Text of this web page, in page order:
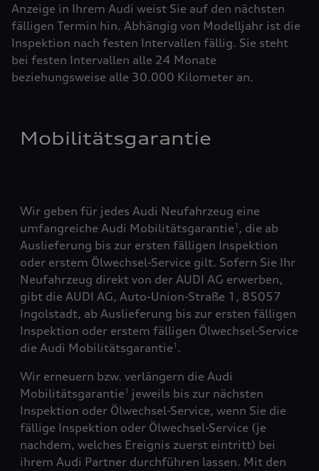
Anzeige in Ihrem Audi weist Sie auf den nächsten
fälligen Termin hin. Abhängig von Modelljahr ist die
Inspektion nach festen Intervallen fällig. Sie steht
bei festen Intervallen alle 24 Monate
beziehungsweise alle 30.000 Kilometer an.
Mobilitätsgarantie
Wir geben für jedes Audi Neufahrzeug eine
umfangreiche Audi Mobilitätsgarantie1 , die ab
Auslieferung bis zur ersten fälligen Inspektion
oder erstem Ölwechsel-Service gilt. Sofern Sie Ihr
Neufahrzeug direkt von der AUDI AG erwerben,
gibt die AUDI AG, Auto-Union-Straße 1, 85057
Ingolstadt, ab Auslieferung bis zur ersten fälligen
Inspektion oder erstem fälligen Ölwechsel-Service
die Audi Mobilitätsgarantie1 .
Wir erneuern bzw. verlängern die Audi
Mobilitätsgarantie1
jeweils bis zur nächsten
Inspektion oder Ölwechsel-Service, wenn Sie die
fällige Inspektion oder Ölwechsel-Service (je
nachdem, welches Ereignis zuerst eintritt) bei
ihrem Audi Partner durchführen lassen. Mit den